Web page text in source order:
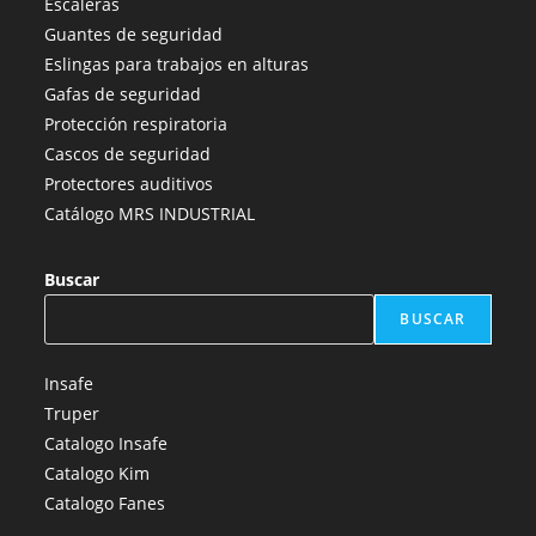
una
nueva
pestaña
una
nueva
pestaña
una
nueva
pestaña
nueva
Guantes de seguridad
Eslingas para trabajos en alturas
Gafas de seguridad
Protección respiratoria
Cascos de seguridad
Protectores auditivos
Catálogo MRS INDUSTRIAL
Buscar
BUSCAR
Insafe
Truper
Catalogo Insafe
Catalogo Kim
Catalogo Fanes